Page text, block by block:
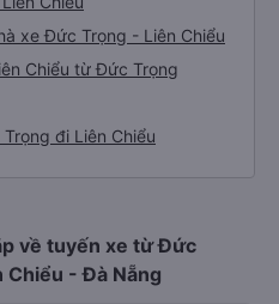
xe Đức Trọng - Liên Chiểu
Chiểu từ Đức Trọng
đi Liên Chiểu
về tuyến xe từ Đức
- Đà Nẵng